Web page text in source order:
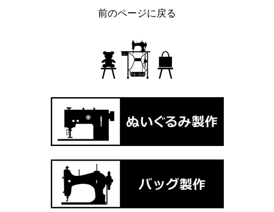
前のページに戻る